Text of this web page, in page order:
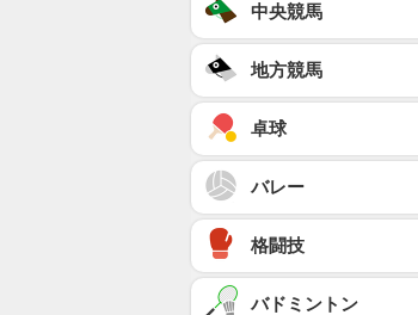
中央競馬
地方競馬
卓球
バレー
格闘技
バドミントン